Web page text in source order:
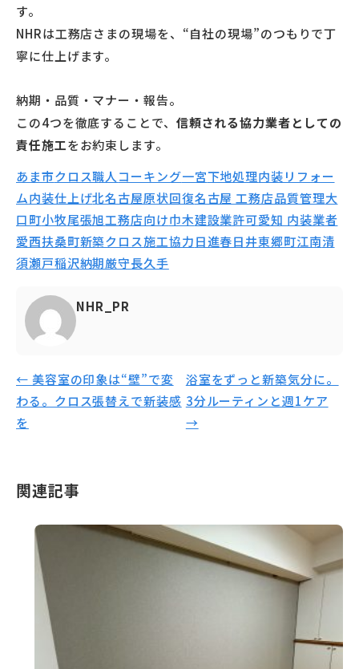
す。
NHRは工務店さまの現場を、“自社の現場”のつもりで丁
寧に仕上げます。
納期・品質・マナー・報告。
この4つを徹底することで、 信頼される協力業者としての
責任施工をお約束します。
あま市クロス職人 コーキング一宮下地処理内装リフォー
ム内装仕上げ北名古屋原状回復名古屋 工務店品質管理大
口町小牧尾張旭工務店向け巾木建設業許可愛知 内装業者
愛西扶桑町新築クロス施工協力日進春日井東郷町江南清
須瀬戸稲沢納期厳守長久手
NHR_PR
← 美容室の印象は“壁”で変
わる。クロス張替えで新装感
を
浴室をずっと新築気分に。
3分ルーティンと週1ケア
→
関連記事